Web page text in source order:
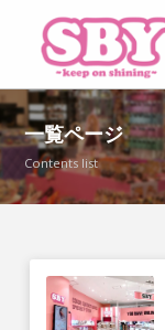
HOME
お知らせ一覧
店舗情報
一覧ページ
Contents list